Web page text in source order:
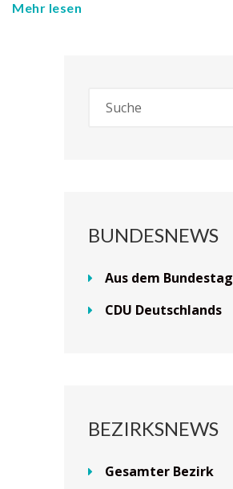
Mehr lesen
BUNDESNEWS
Aus dem Bundestag
CDU Deutschlands
BEZIRKSNEWS
Gesamter Bezirk